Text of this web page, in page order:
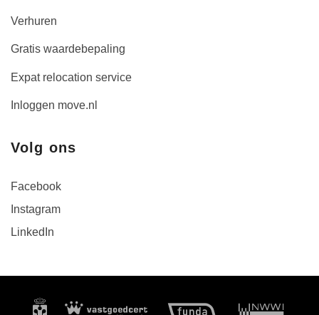
Verhuren
Gratis waardebepaling
Expat relocation service
Inloggen move.nl
Volg ons
Facebook
Instagram
LinkedIn